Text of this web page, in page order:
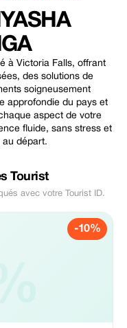
à Victoria Falls, offrant
des solutions de
soigneusement
approfondie du pays et
aspect de votre
fluide, sans stress et
au départ.
Tourist
avec votre Tourist ID.
-10%